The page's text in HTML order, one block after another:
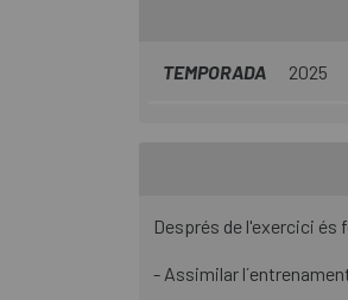
TEMPORADA 2025
Després de l'exercici és
- Assimilar